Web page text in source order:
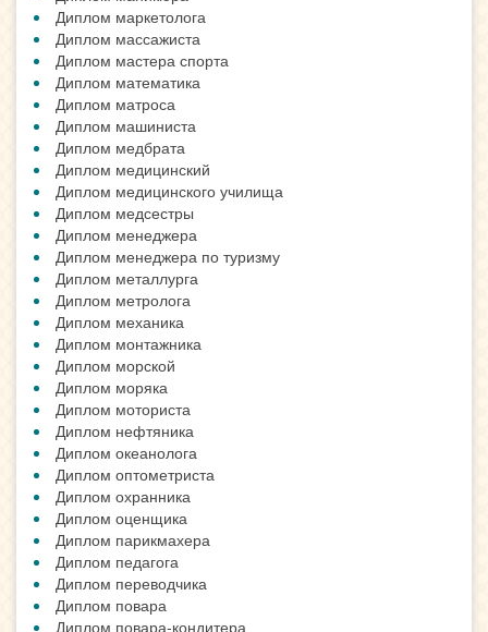
Диплом маркетолога
Диплом массажиста
Диплом мастера спорта
Диплом математика
Диплом матроса
Диплом машиниста
Диплом медбрата
Диплом медицинский
Диплом медицинского училища
Диплом медсестры
Диплом менеджера
Диплом менеджера по туризму
Диплом металлурга
Диплом метролога
Диплом механика
Диплом монтажника
Диплом морской
Диплом моряка
Диплом моториста
Диплом нефтяника
Диплом океанолога
Диплом оптометриста
Диплом охранника
Диплом оценщика
Диплом парикмахера
Диплом педагога
Диплом переводчика
Диплом повара
Диплом повара-кондитера